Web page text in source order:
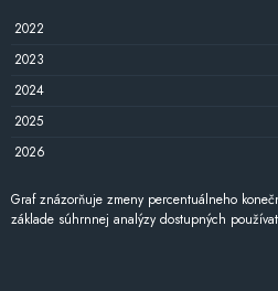
2022
2023
2024
2025
2026
Graf znázorňuje zmeny percentuálneho
základe súhrnnej analýzy dostupných